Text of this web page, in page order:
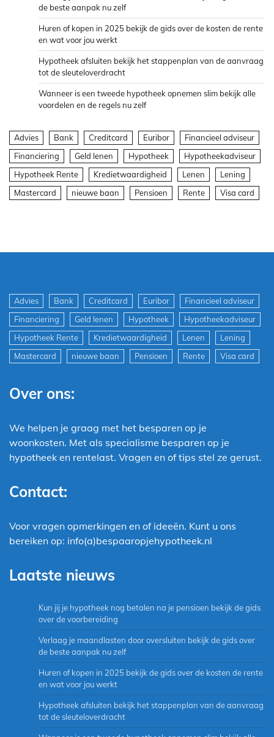
de beste aanpak nu zelf
Huren of kopen in 2025 bekijk de gids over de kosten de rente
en wat voor jou werkt
Hypotheek afsluiten bekijk het stappenplan van de aanvraag
tot de sleuteloverdracht
Wanneer is een tweede hypotheek opnemen slim bekijk alle
voordelen en de regels nu zelf
Advies Bank Creditcard Euribor
Financieel adviseur
Financiering
Geld lenen Hypotheek
Hypotheekadviseur
Hypotheek Rente
Kredietwaardigheid Lenen
Lening
Mastercard
nieuwe baan Pensioen Rente Visa card
Advies Bank Creditcard Euribor
Financieel adviseur
Financiering
Geld lenen Hypotheek
Hypotheekadviseur
Hypotheek Rente
Kredietwaardigheid Lenen
Lening
Mastercard
nieuwe baan Pensioen Rente Visa card
Over ons:
We helpen je graag met het besparen op je
woonkosten. Met als specialisme besparen op je
hypotheek en rentelast. Vragen en of tips stel ze gerust.
Contact:
Voor vragen opmerkingen en of ideeën. Kunt u ons
bereiken op: info(a)bespaaropjehypotheek.nl
Laatste nieuws
Kun jij je hypotheek nog betalen na je pensioen bekijk de gids
over de voorbereiding
Verlaag je maandlasten door oversluiten bekijk de gids over
de beste aanpak nu zelf
Huren of kopen in 2025 bekijk de gids over de kosten de rente
en wat voor jou werkt
Hypotheek afsluiten bekijk het stappenplan van de aanvraag
tot de sleuteloverdracht